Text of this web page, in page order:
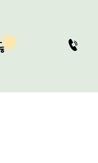
Kosaram